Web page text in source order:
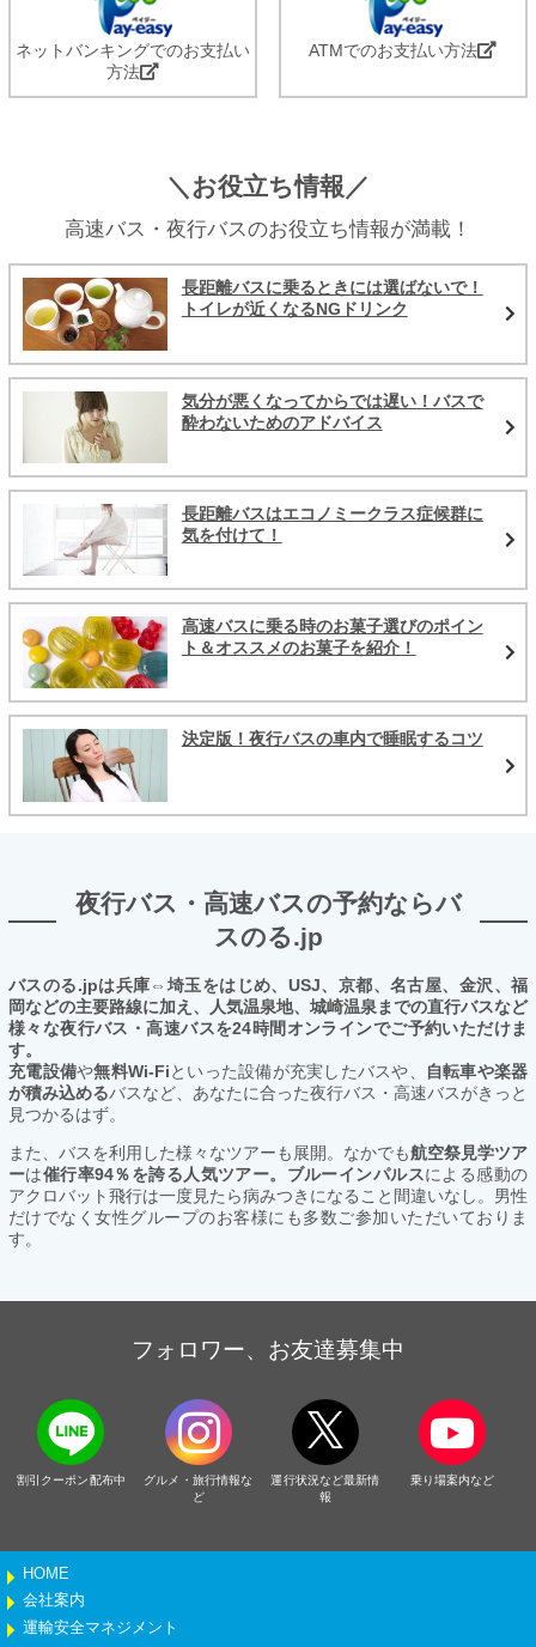
ネットバンキングでのお支払い
方法
ATMでのお支払い方法
＼お役立ち情報／
高速バス・夜行バスのお役立ち情報が満載！
長距離バスに乗るときには選ばないで！
トイレが近くなるNGドリンク
気分が悪くなってからでは遅い！バスで
酔わないためのアドバイス
長距離バスはエコノミークラス症候群に
気を付けて！
高速バスに乗る時のお菓子選びのポイン
ト＆オススメのお菓子を紹介！
決定版！夜行バスの車内で睡眠するコツ
夜行バス・高速バスの予約ならバ
スのる.jp
バスのる.jpは兵庫⇔埼玉をはじめ、USJ、京都、名古屋、金沢、福
岡などの主要路線に加え、人気温泉地、城崎温泉までの直行バスなど
様々な夜行バス・高速バスを24時間オンラインでご予約いただけま
す。
充電設備や無料Wi-Fiといった設備が充実したバスや、
自転車や楽器
が積み込めるバスなど、あなたに合った夜行バス・高速バスがきっと
見つかるはず。
また、バスを利用した様々なツアーも展開。なかでも航空祭見学ツア
ーは催行率94％を誇る人気ツアー。ブルーインパルスによる感動の
アクロバット飛行は一度見たら病みつきになること間違いなし。男性
だけでなく女性グループのお客様にも多数ご参加いただいておりま
す。
フォロワー、お友達募集中
割引クーポン配布中
グルメ・旅行情報な
ど
運行状況など最新情
報
乗り場案内など
HOME
会社案内
運輸安全マネジメント